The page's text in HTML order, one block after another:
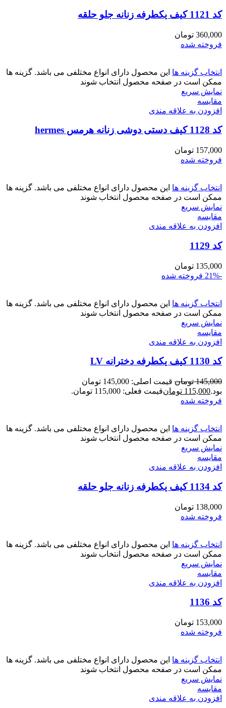
کد 1121 کیف یکطرفه زنانه جلو حلقه
360,000 تومان
فروخته شده
انتخاب گزینه ها این محصول دارای انواع مختلفی می باشد. گزینه ها
ممکن است در صفحه محصول انتخاب شوند
نمایش سریع
مقايسه
افزودن به علاقه مندی
کد 1128 کیف دستی دوشی زنانه هرمس hermes
157,000 تومان
فروخته شده
انتخاب گزینه ها این محصول دارای انواع مختلفی می باشد. گزینه ها
ممکن است در صفحه محصول انتخاب شوند
نمایش سریع
مقايسه
افزودن به علاقه مندی
کد 1129
135,000 تومان
-21%
فروخته شده
انتخاب گزینه ها این محصول دارای انواع مختلفی می باشد. گزینه ها
ممکن است در صفحه محصول انتخاب شوند
نمایش سریع
مقايسه
افزودن به علاقه مندی
کد 1130 کیف یکطرفه دخترانه LV
145,000 تومان
قیمت اصلی: 145,000 تومان
بود.115,000 تومانقیمت فعلی: 115,000 تومان.
فروخته شده
انتخاب گزینه ها این محصول دارای انواع مختلفی می باشد. گزینه ها
ممکن است در صفحه محصول انتخاب شوند
نمایش سریع
مقايسه
افزودن به علاقه مندی
کد 1134 کیف یکطرفه زنانه جلو حلقه
138,000 تومان
فروخته شده
انتخاب گزینه ها این محصول دارای انواع مختلفی می باشد. گزینه ها
ممکن است در صفحه محصول انتخاب شوند
نمایش سریع
مقايسه
افزودن به علاقه مندی
کد 1136
153,000 تومان
فروخته شده
انتخاب گزینه ها این محصول دارای انواع مختلفی می باشد. گزینه ها
ممکن است در صفحه محصول انتخاب شوند
نمایش سریع
مقايسه
افزودن به علاقه مندی